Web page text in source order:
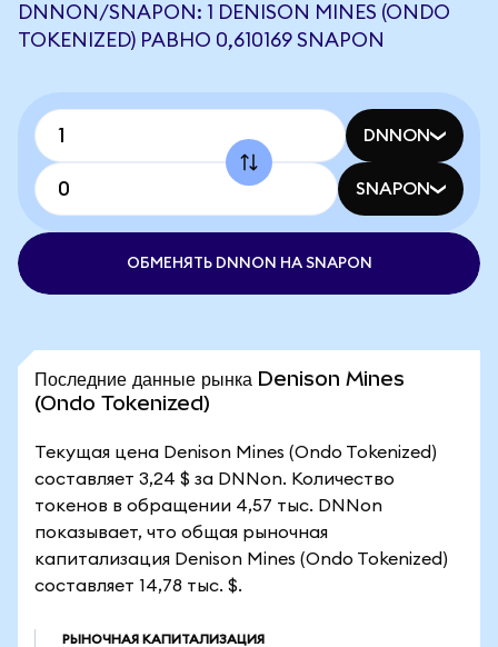
DNNON/SNAPON: 1 DENISON MINES (ONDO
TOKENIZED) РАВНО 0,610169 SNAPON
DNNON
SNAPON
ОБМЕНЯТЬ DNNON НА SNAPON
Последние данные рынка Denison Mines
(Ondo Tokenized)
Текущая цена Denison Mines (Ondo Tokenized)
составляет 3,24 $ за DNNon. Количество
токенов в обращении 4,57 тыс. DNNon
показывает, что общая рыночная
капитализация Denison Mines (Ondo Tokenized)
составляет 14,78 тыс. $.
РЫНОЧНАЯ КАПИТАЛИЗАЦИЯ